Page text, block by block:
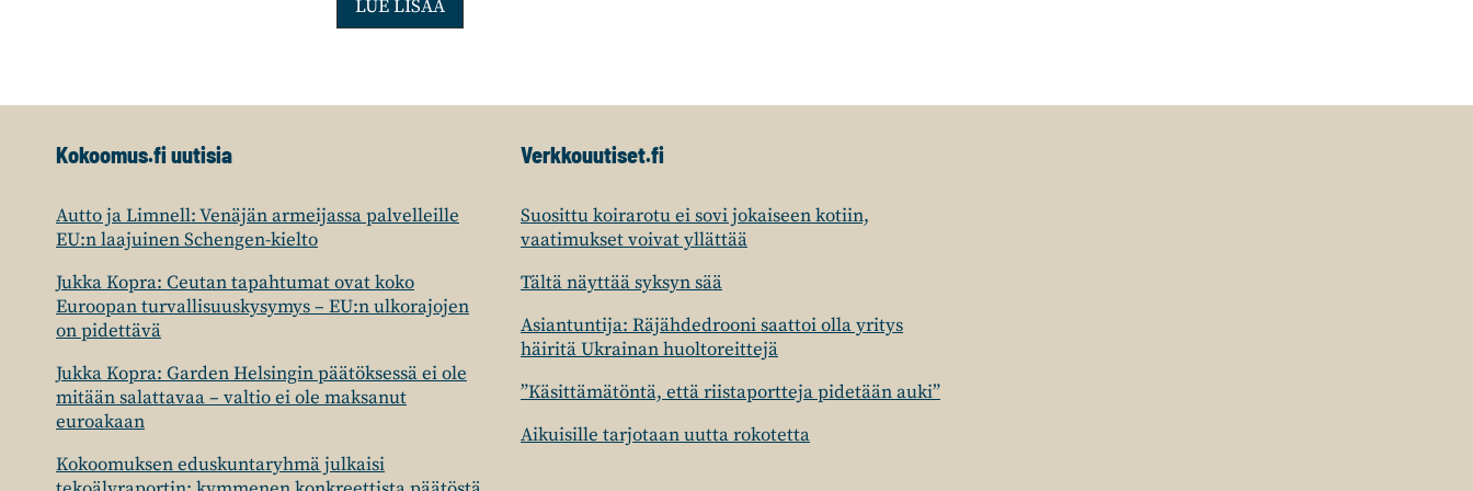
LUE LISÄÄR
i
u
a
Kokoomus.fi uutisia
Autto ja Limnell: Venäjän armeijassa palvelleille
EU:n laajuinen Schengen-kielto
Jukka Kopra: Ceutan tapahtumat ovat koko
Euroopan turvallisuuskysymys – EU:n ulkorajojen
on pidettävä
Jukka Kopra: Garden Helsingin päätöksessä ei ole
mitään salattavaa – valtio ei ole maksanut
euroakaan
Kokoomuksen eduskuntaryhmä julkaisi
Verkkouutiset.fi
Suosittu koirarotu ei sovi jokaiseen kotiin,
vaatimukset voivat yllättää
Tältä näyttää syksyn sää
Asiantuntija: Räjähdedrooni saattoi olla yritys
häiritä Ukrainan huoltoreittejä
”Käsittämätöntä, että riistaportteja pidetään auki”
Aikuisille tarjotaan uutta rokotetta